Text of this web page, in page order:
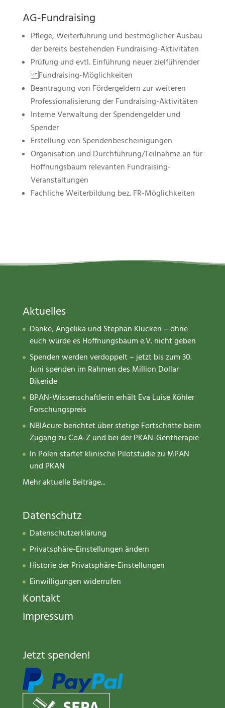
AG-Fundraising
Pflege, Weiterführung und bestmöglicher Ausbau
der bereits bestehenden Fundraising-Aktivitäten
Prüfung und evtl. Einführung neuer zielführender
Fundraising-Möglichkeiten
Beantragung von Fördergeldern zur weiteren
Professionalisierung der Fundraising-Aktivitäten
Interne Verwaltung der Spendengelder und
Spender
Erstellung von Spendenbescheinigungen
Organisation und Durchführung/Teilnahme an für
Hoffnungsbaum relevanten Fundraising-
Veranstaltungen
Fachliche Weiterbildung bez. FR-Möglichkeiten
Aktuelles
Danke, Angelika und Stephan Klucken – ohne
euch würde es Hoffnungsbaum e.V. nicht geben
Spenden werden verdoppelt – jetzt bis zum 30.
Juni spenden im Rahmen des Million Dollar
Bikeride
BPAN-Wissenschaftlerin erhält Eva Luise Köhler
Forschungspreis
NBIAcure berichtet über stetige Fortschritte beim
Zugang zu CoA-Z und bei der PKAN-Gentherapie
In Polen startet klinische Pilotstudie zu MPAN
und PKAN
Mehr aktuelle Beiträge...
Datenschutz
Datenschutzerklärung
Privatsphäre-Einstellungen ändern
Historie der Privatsphäre-Einstellungen
Einwilligungen widerrufen
Kontakt
Impressum
Jetzt spenden!